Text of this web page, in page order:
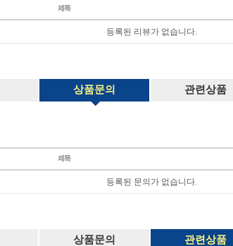
등록된 리뷰가 없습니다.
상품문의 관련상품
등록된 문의가 없습니다.
상품문의 관련상품